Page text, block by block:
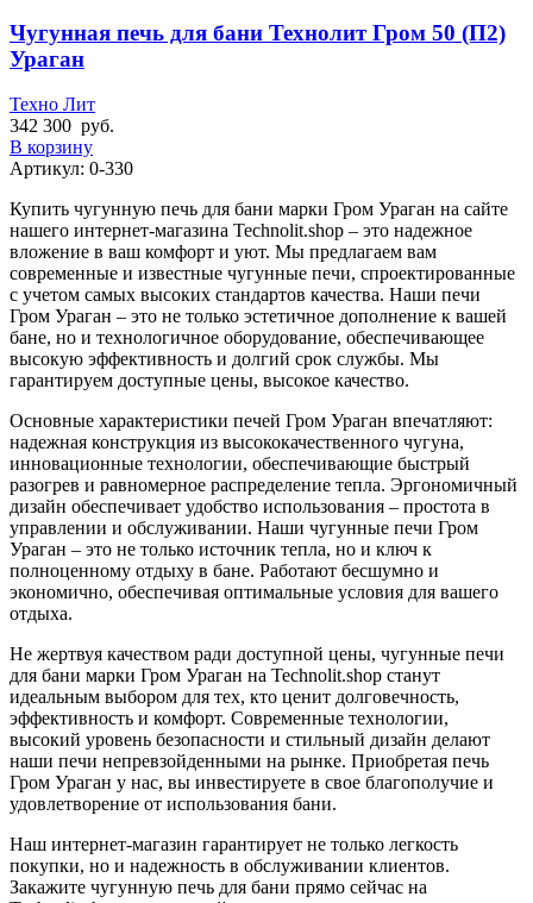
Чугунная печь для бани Технолит Гром 50 (П2)
Ураган
Техно Лит
342 300 руб.
В корзину
Артикул: 0-330
Купить чугунную печь для бани марки Гром Ураган на сайте
нашего интернет-магазина Technolit.shop – это надежное
вложение в ваш комфорт и уют. Мы предлагаем вам
современные и известные чугунные печи, спроектированные
с учетом самых высоких стандартов качества. Наши печи
Гром Ураган – это не только эстетичное дополнение к вашей
бане, но и технологичное оборудование, обеспечивающее
высокую эффективность и долгий срок службы. Мы
гарантируем доступные цены, высокое качество.
Основные характеристики печей Гром Ураган впечатляют:
надежная конструкция из высококачественного чугуна,
инновационные технологии, обеспечивающие быстрый
разогрев и равномерное распределение тепла. Эргономичный
дизайн обеспечивает удобство использования – простота в
управлении и обслуживании. Наши чугунные печи Гром
Ураган – это не только источник тепла, но и ключ к
полноценному отдыху в бане. Работают бесшумно и
экономично, обеспечивая оптимальные условия для вашего
отдыха.
Не жертвуя качеством ради доступной цены, чугунные печи
для бани марки Гром Ураган на Technolit.shop станут
идеальным выбором для тех, кто ценит долговечность,
эффективность и комфорт. Современные технологии,
высокий уровень безопасности и стильный дизайн делают
наши печи непревзойденными на рынке. Приобретая печь
Гром Ураган у нас, вы инвестируете в свое благополучие и
удовлетворение от использования бани.
Наш интернет-магазин гарантирует не только легкость
покупки, но и надежность в обслуживании клиентов.
Закажите чугунную печь для бани прямо сейчас на